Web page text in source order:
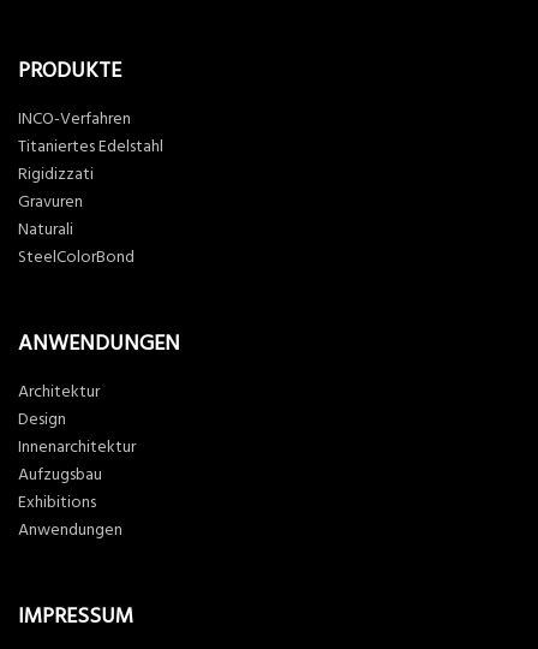
PRODUKTE
INCO-Verfahren
Titaniertes Edelstahl
Rigidizzati
Gravuren
Naturali
SteelColorBond
ANWENDUNGEN
Architektur
Design
Innenarchitektur
Aufzugsbau
Exhibitions
Anwendungen
IMPRESSUM